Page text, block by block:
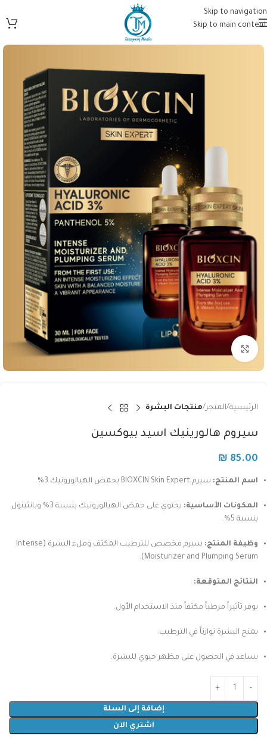
Skip to navigation
Skip to main content
Click to enlarge
الرئيسية المتجر منتجات البشرة
سيروم هالورينيك اسيد بيوكسين
₪ 85.00
اسم المنتج: سيرم BIOXCIN Skin Expert بحمض الهيالورونيك 3%.
المكونات الأساسية:
يحتوي على حمض الهيالورونيك بنسبة 3% وبانثينول
بنسبة 5%.
وظيفة المنتج:
سيرم مخصص للترطيب المكثف وملء البشرة (Intense
Moisturizer and Plumping Serum).
النتائج المتوقعة:
يوفر تأثيراً مرطباً مكثفاً منذ الاستخدام الأول.
يمنح البشرة توازناً في الترطيب.
يساعد في الحصول على مظهر حيوي للبشرة.
إضافة إلى السلة
اشتري الآن